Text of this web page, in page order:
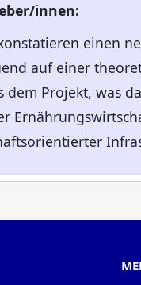
innen:
einen
auf einer
Projekt, was